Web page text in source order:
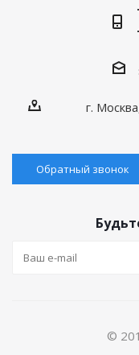
г.
Обратный звонок
©